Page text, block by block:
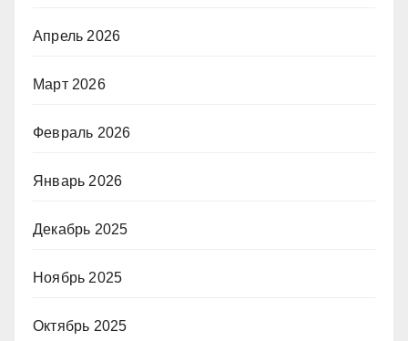
Апрель 2026
Март 2026
Февраль 2026
Январь 2026
Декабрь 2025
Ноябрь 2025
Октябрь 2025